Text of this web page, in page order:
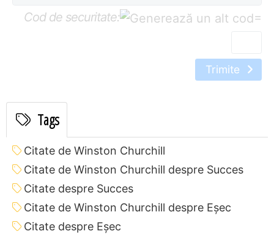
Cod de securitate: =
Trimite
Tags
Citate de Winston Churchill
Citate de Winston Churchill despre Succes
Citate despre Succes
Citate de Winston Churchill despre Eșec
Citate despre Eșec